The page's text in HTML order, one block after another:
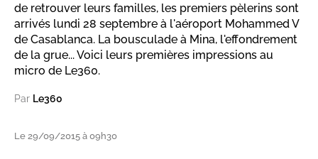
de retrouver leurs familles, les premiers pèlerins sont
arrivés lundi 28 septembre à l'aéroport Mohammed V
de Casablanca. La bousculade à Mina, l'effondrement
de la grue... Voici leurs premières impressions au
micro de Le360.
Par Le360
Le 29/09/2015 à 09h30